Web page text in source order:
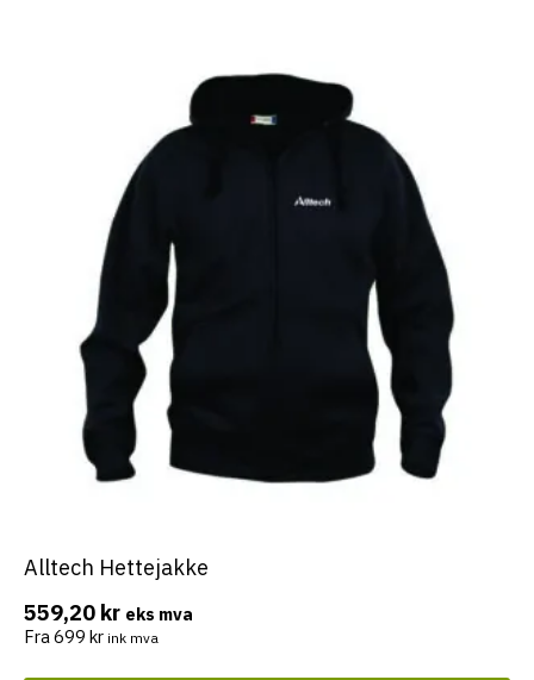
Alltech Hettejakke
559,20 kr eks mva
Fra699 kr ink mva
Dette
har
flere